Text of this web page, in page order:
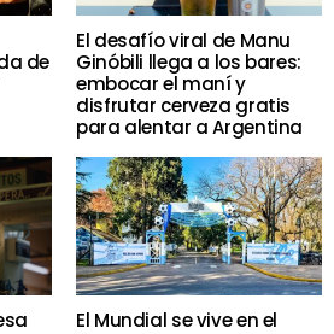
de
El desafío viral de Manu
Ginóbili llega a los bares:
embocar el maní y
disfrutar cerveza gratis
para alentar a Argentina
El Mundial se vive en el